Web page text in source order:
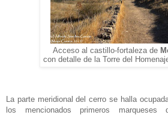
Acceso al castillo-fortaleza de
con detalle de la Torre del
La parte meridional del cerro se halla
los mencionados primeros